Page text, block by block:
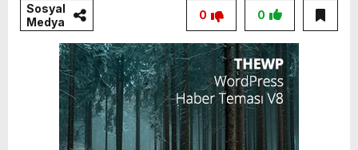
Sosyal
Medya
0
0